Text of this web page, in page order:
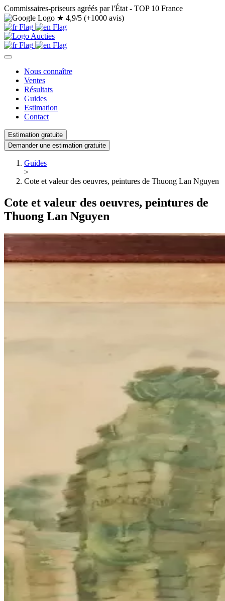
Commissaires-priseurs agréés par l'État - TOP 10 France
★ 4,9/5 (+1000 avis)
Nous connaître
Ventes
Résultats
Guides
Estimation
Contact
Estimation gratuite
Demander une estimation gratuite
Guides
>
Cote et valeur des oeuvres, peintures de Thuong Lan Nguyen
Cote et valeur des oeuvres, peintures de
Thuong Lan Nguyen